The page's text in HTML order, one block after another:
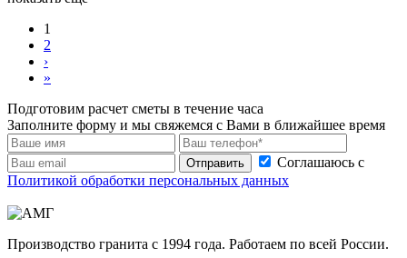
1
2
›
»
Подготовим расчет сметы в течение часа
Заполните форму и мы свяжемся с Вами в ближайшее время
Отправить
Соглашаюсь с
Политикой обработки персональных данных
Производство гранита с 1994 года. Работаем по всей России.